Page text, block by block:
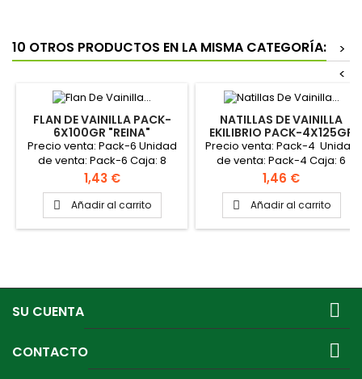
10 OTROS PRODUCTOS EN LA MISMA CATEGORÍA:
>
<
FLAN DE VAINILLA PACK-
6X100GR "REINA"
Precio venta: Pack-6 Unidad
de venta: Pack-6 Caja: 8
packs PINCHAR AQUÍ PARA
VER FICHA TÉCNICA
Precio
1,43 €
 Añadir al carrito
NATILLAS DE VAINILLA
EKILIBRIO PACK-4X125GR
"REINA"
Precio venta: Pack-4 Unidad
de venta: Pack-4 Caja: 6
packs PINCHAR AQUÍ PARA
VER FICHA TÉCNICA
Precio
1,46 €
 Añadir al carrito
SU CUENTA 
CONTACTO 